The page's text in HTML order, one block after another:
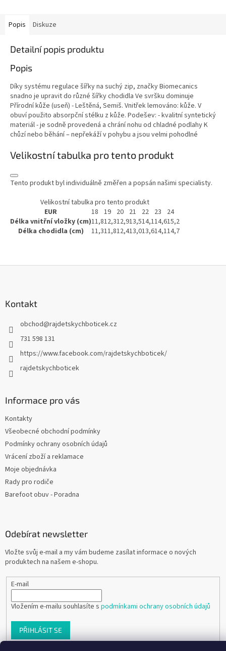
Popis Diskuze
Detailní popis produktu
Popis
Díky systému regulace šířky na suchý zip, značky Biomecanics
snadno je upravit do různé šířky chodidla Ve svršku dominuje
Přírodní kůže (useň) - Leštěná, Semiš. Vnitřek lemováno: kůže. V
obuví použito absorpční stélku z kůže. Podešev: - kvalitní syntetický
materiál - je sodně provedená a chrání nohu od chladné podlahy K
chůzí nebo běhání – nepřekáží v pohybu a jsou velmi pohodlné
Velikostní tabulka pro tento produkt
Tento produkt byl individuálně změřen a popsán našimi specialisty.
Velikostní tabulka pro tento produkt
EUR
18 19 20 21 22 23
24
Délka vnitřní vložky (cm)11,812,312,913,514,114,615,2
Délka chodidla (cm)
11,311,812,413,013,614,114,7
Kontakt
obchod@rajdetskychboticek.cz
731 598 131
https://www.facebook.com/rajdetskychboticek/
rajdetskychboticek
Informace pro vás
Kontakty
Všeobecné obchodní podmínky
Podmínky ochrany osobních údajů
Vrácení zboží a reklamace
Moje objednávka
Rady pro rodiče
Barefoot obuv - Poradna
Odebírat newsletter
Vložte svůj e-mail a my vám budeme zasílat informace o nových
produktech na našem e-shopu.
E-mail
Vložením e-mailu souhlasíte s podmínkami ochrany osobních údajů
PŘIHLÁSIT SE